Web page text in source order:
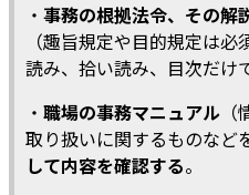
・ 事務の根拠法令、その解
（趣旨規定や目的規定は
読み、拾い読み、目次だけ
・ 職場の事務マニュアル
取り扱いに関するものなど
して内容を確認する。